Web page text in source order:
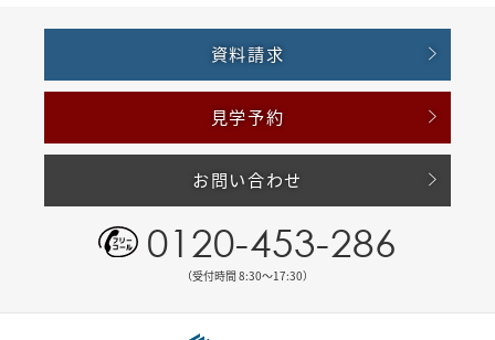
資料請求
見学予約
お問い合わせ
0120-453-286
（受付時間 8:30〜17:30）